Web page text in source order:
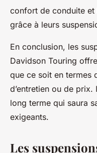
confort de conduite
grâce à leurs
En conclusion, les
Davidson Touring
que ce soit en termes
d’entretien ou de prix.
long terme qui saura
exigeants.
Les